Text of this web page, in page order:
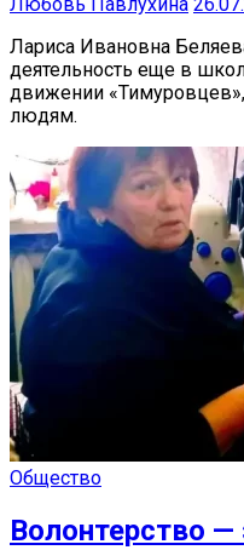
Любовь Павлухина
Лариса Ивановна
деятельность еще в
движении
людям.
Общество
Волонтерство